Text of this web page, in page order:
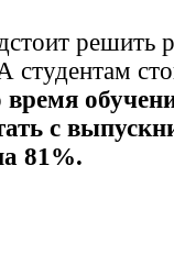
решить
студентам
с
81%.